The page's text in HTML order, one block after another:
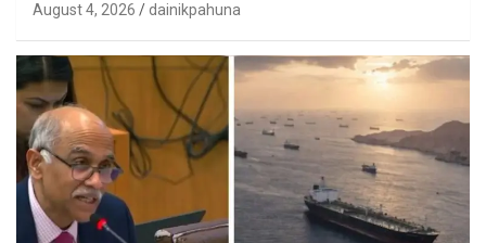
August 4, 2026 dainikpahuna